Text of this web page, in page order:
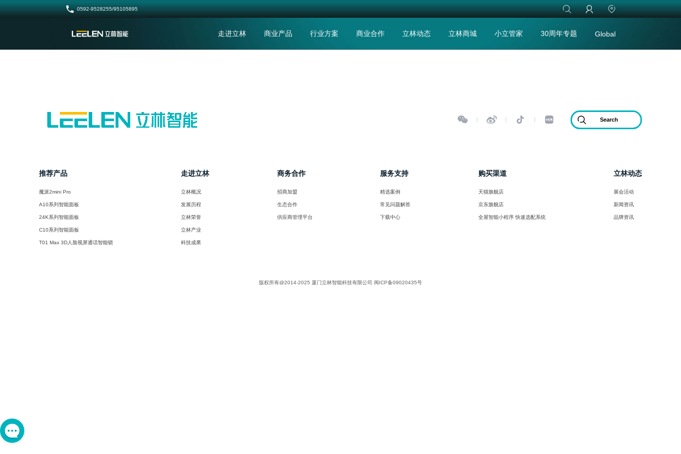
 0592-9528255/95105895   
走进立林 商业产品 行业方案 商业合作 立林动态 立林商城 小立管家 30周年专题 Global
    
推荐产品
魔派2mini Pro
A10系列智能面板
24K系列智能面板
C10系列智能面板
T01 Max 3D人脸视屏通话智能锁
走进立林
立林概况
发展历程
立林荣誉
立林产业
科技成果
商务合作
招商加盟
生态合作
供应商管理平台
服务支持
精选案例
常见问题解答
下载中心
购买渠道
天猫旗舰店
京东旗舰店
全屋智能小程序 快速选配系统
立林动态
展会活动
新闻资讯
品牌资讯
版权所有@2014-2025 厦门立林智能科技有限公司 闽ICP备09020435号